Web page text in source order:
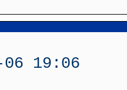
19:06